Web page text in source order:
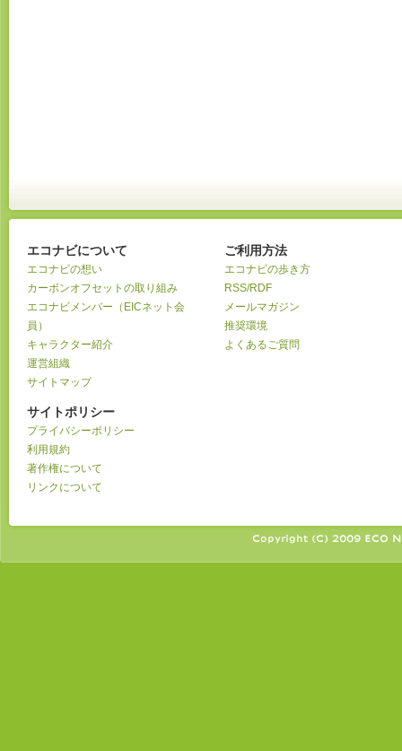
エコナビについて
エコナビの想い
カーボンオフセットの取り組み
エコナビメンバー（EICネット会
員）
キャラクター紹介
運営組織
サイトマップ
サイトポリシー
プライバシーポリシー
利用規約
著作権について
リンクについて
ご利用方法
エコナビの歩き方
RSS/RDF
メールマガジン
推奨環境
よくあるご質問